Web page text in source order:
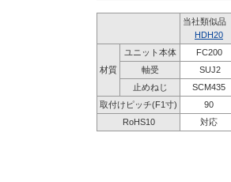
当社類似品
HDH20
材質
ユニット本体 FC200
軸受
SUJ2
止めねじ
SCM435
取付けピッチ(F1寸)
90
RoHS10
対応